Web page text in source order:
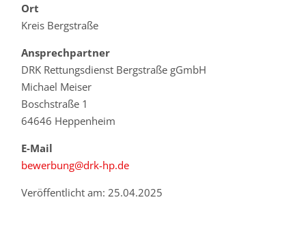
Ort
Kreis Bergstraße
Ansprechpartner
DRK Rettungsdienst Bergstraße gGmbH
Michael Meiser
Boschstraße 1
64646 Heppenheim
E-Mail
bewerbung@drk-hp.de
Veröffentlicht am: 25.04.2025